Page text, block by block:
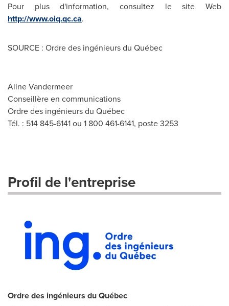
Pour plus d'information, consultez le site Web
http://www.oiq.qc.ca.
SOURCE : Ordre des ingénieurs du Québec
Aline Vandermeer
Conseillère en communications
Ordre des ingénieurs du Québec
Tél. : 514 845-6141 ou 1 800 461-6141, poste 3253
Profil de l'entreprise
Ordre des ingénieurs du Québec